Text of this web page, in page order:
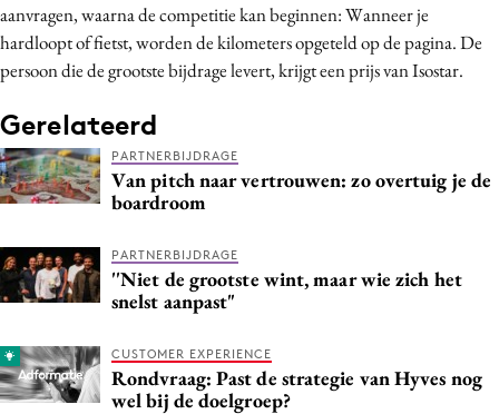
Interne communicatie
Martech
Media
Merkstrategie
PR
Programmatic
Purpose Marketing
Reputatie & crisis
aanvragen, waarna de competitie kan beginnen: Wanneer je
hardloopt of fietst, worden de kilometers opgeteld op de pagina. De
persoon die de grootste bijdrage levert, krijgt een prijs van Isostar.
Gerelateerd
PARTNERBIJDRAGE
Van pitch naar vertrouwen: zo overtuig je de
boardroom
PARTNERBIJDRAGE
''Niet de grootste wint, maar wie zich het
snelst aanpast"
CUSTOMER EXPERIENCE
Rondvraag: Past de strategie van Hyves nog
wel bij de doelgroep?